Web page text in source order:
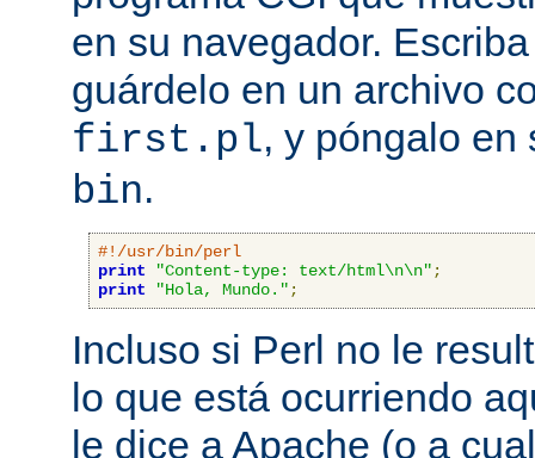
en su navegador.
guárdelo en un archivo
first.pl, y póngalo
bin.
#!/usr/bin/perl
print
"Content-type: text/html\n\n" ;
print
"Hola, Mundo." ;
Incluso si Perl no le
lo que está ocurriendo
le dice a Apache (o a